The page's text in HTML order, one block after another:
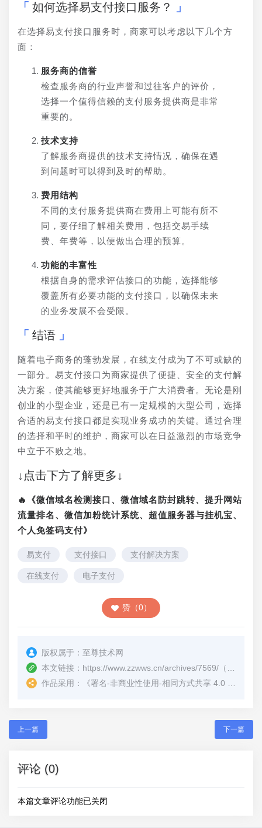
如何选择易支付接口服务？
在选择易支付接口服务时，商家可以考虑以下几个方
面：
服务商的信誉
检查服务商的行业声誉和过往客户的评价，
选择一个值得信赖的支付服务提供商是非常
重要的。
技术支持
了解服务商提供的技术支持情况，确保在遇
到问题时可以得到及时的帮助。
费用结构
不同的支付服务提供商在费用上可能有所不
同，要仔细了解相关费用，包括交易手续
费、年费等，以便做出合理的预算。
功能的丰富性
根据自身的需求评估接口的功能，选择能够
覆盖所有必要功能的支付接口，以确保未来
的业务发展不会受限。
结语
随着电子商务的蓬勃发展，在线支付成为了不可或缺的
一部分。易支付接口为商家提供了便捷、安全的支付解
决方案，使其能够更好地服务于广大消费者。无论是刚
创业的小型企业，还是已有一定规模的大型公司，选择
合适的易支付接口都是实现业务成功的关键。通过合理
的选择和平时的维护，商家可以在日益激烈的市场竞争
中立于不败之地。
↓点击下方了解更多↓
🔥《微信域名检测接口、微信域名防封跳转、提升网站
流量排名、微信加粉统计系统、超值服务器与挂机宝、
个人免签码支付》
易支付 支付接口 支付解决方案
在线支付 电子支付
赞（0）
版权属于： 至尊技术网
本文链接： https://www.zzwws.cn/archives/7569/ （转载时请注明本文出处及文章链接）
作品采用：
《署名-非商业性使用-相同方式共享 4.0 国际 (CC BY-NC-SA 4.0)
上一篇 下一篇
评论 (0)
本篇文章评论功能已关闭